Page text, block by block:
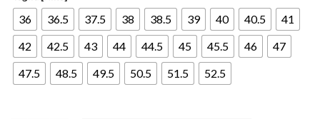
36 36.5 37.5 38 38.5 39 40 40.5
41
42
42.5 43 44 44.5 45 45.5 46
47
47.5
48.5 49.5 50.5 51.5 52.5